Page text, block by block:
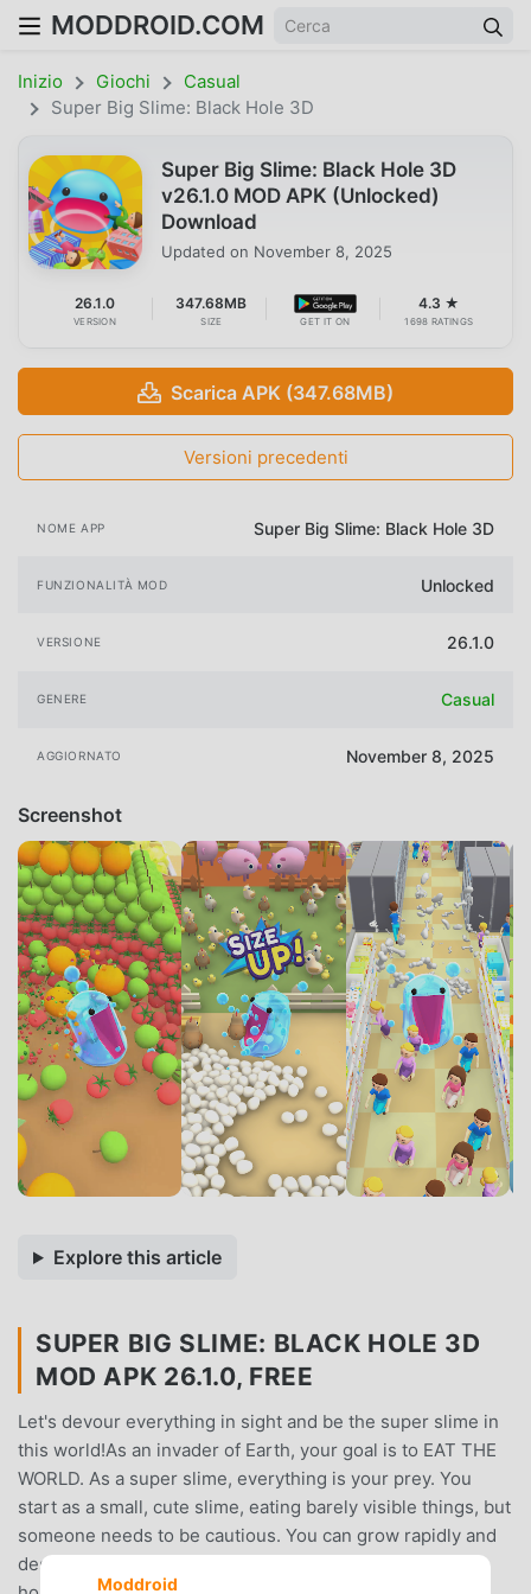
MODDROID.COM
Inizio Giochi
Casual
Super Big Slime: Black Hole 3D
Super Big Slime: Black Hole 3D
v26.1.0 MOD APK (Unlocked)
Download
Updated on November 8, 2025
26.1.0
VERSION
347.68MB
SIZE GET IT ON
4.3 ★
1698 RATINGS
Scarica APK (347.68MB)
Versioni precedenti
NOME APP Super Big Slime: Black Hole 3D
FUNZIONALITÀ MOD Unlocked
VERSIONE 26.1.0
GENERE Casual
AGGIORNATO November 8, 2025
Screenshot
Explore this article
SUPER BIG SLIME: BLACK HOLE 3D
MOD APK 26.1.0, FREE
Let's devour everything in sight and be the super slime in
this world!As an invader of Earth, your goal is to EAT THE
WORLD. As a super slime, everything is your prey. You
start as a small, cute slime, eating barely visible things, but
someone needs to be cautious. You can grow rapidly and
destroy an entire city in seconds!Super Slime is a black
Moddroid